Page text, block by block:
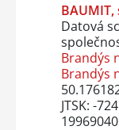
BAUMIT,
Datová
Brandýs
Brandýs
JTSK: -
19969040